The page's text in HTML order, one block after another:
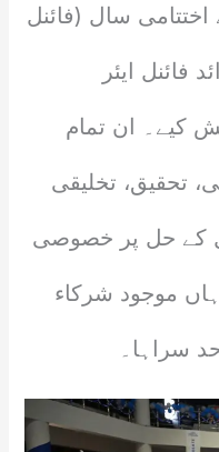
سال (فائنل
120 سے زائد فائنل ایئر
کیے۔ ان تمام
تحقیق، تخلیقی
کے حل پر خصوصی
موجود شرکاء
سراہا۔